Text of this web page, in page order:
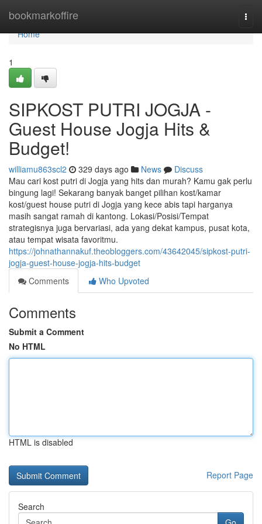
bookmarkoffire
Home
Home
1
SIPKOST PUTRI JOGJA -
Guest House Jogja Hits &
Budget!
williamu863scl2 329 days ago News
Discuss
Mau cari kost putri di Jogja yang hits dan murah? Kamu gak perlu
bingung lagi! Sekarang banyak banget pilihan kost/kamar
kost/guest house putri di Jogja yang kece abis tapi harganya
masih sangat ramah di kantong. Lokasi/Posisi/Tempat
strategisnya juga bervariasi, ada yang dekat kampus, pusat kota,
atau tempat wisata favoritmu.
https://johnathannakuf.theobloggers.com/43642045/sipkost-putri-
jogja-guest-house-jogja-hits-budget
Comments
Who Upvoted
Comments
Submit a Comment
No HTML
HTML is disabled
Report Page
Search